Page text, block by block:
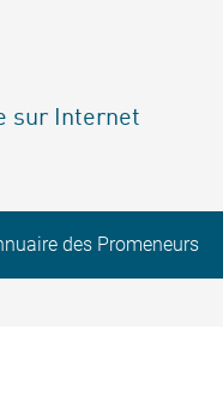
sur Internet
des Promeneurs